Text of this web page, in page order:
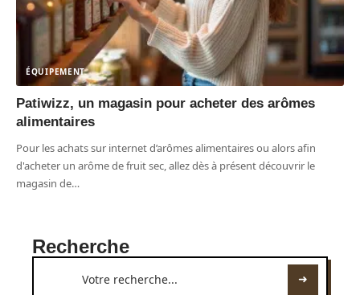
ÉQUIPEMENT
Patiwizz, un magasin pour acheter des arômes
alimentaires
Pour les achats sur internet d’arômes alimentaires ou alors afin
d'acheter un arôme de fruit sec, allez dès à présent découvrir le
magasin de…
Recherche